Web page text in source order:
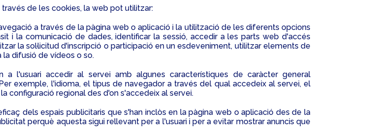
de les cookies, la web pot utilitzar:
a través de la pàgina web o aplicació i la utilització de les diferents opcions
i la comunicació de dades, identificar la sessió, accedir a les parts web d'accés
la sol·licitud d'inscripció o participació en un esdeveniment, utilitzar elements de
difusió de vídeos o so.
a l'usuari accedir al servei amb algunes característiques de caràcter general
exemple, l'idioma, el tipus de navegador a través del qual accedeix al servei, el
configuració regional des d'on s'accedeix al servei.
dels espais publicitaris que s'han inclòs en la pàgina web o aplicació des de la
perquè aquesta sigui rellevant per a l'usuari i per a evitar mostrar anuncis que